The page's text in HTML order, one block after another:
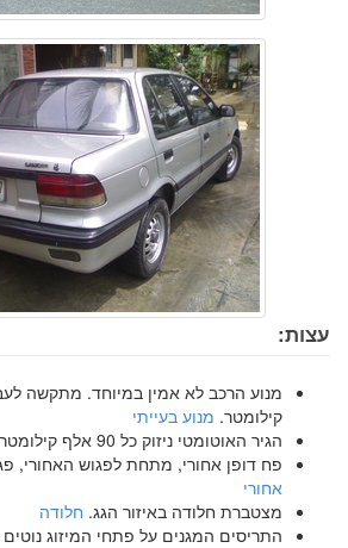
עצות:
קילומטר. מנוע בעייתי
הגיר האוטומטי ניזוק כל 90 אלף קילומטר בערך.
פח דופן אחורי, מתחת לפגוש האחורי,
אחורי
מצטברת חלודה באיזור הגג. חלודה
התריסים המגנים על פתחי המיזוג